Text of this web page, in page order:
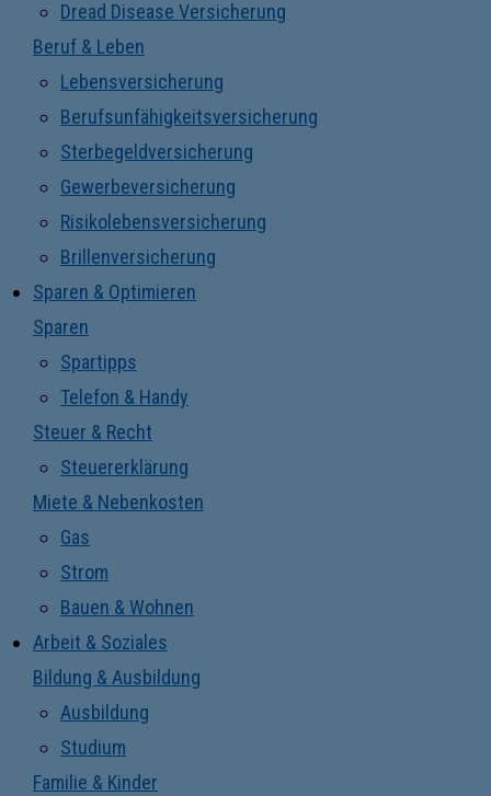
Dread Disease Versicherung
Beruf & Leben
Lebensversicherung
Berufsunfähigkeitsversicherung
Sterbegeldversicherung
Gewerbeversicherung
Risikolebensversicherung
Brillenversicherung
Sparen & Optimieren
Sparen
Spartipps
Telefon & Handy
Steuer & Recht
Steuererklärung
Miete & Nebenkosten
Gas
Strom
Bauen & Wohnen
Arbeit & Soziales
Bildung & Ausbildung
Ausbildung
Studium
Familie & Kinder